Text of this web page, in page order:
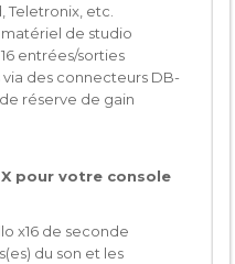
Teletronix, etc.
de studio
entrées/sorties
des connecteurs DB-
réserve de gain
pour votre console
x16 de seconde
du son et les